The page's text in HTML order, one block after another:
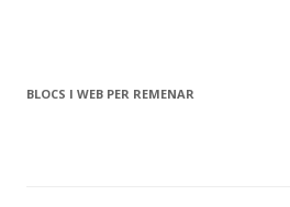
BLOCS I WEB PER REMENAR